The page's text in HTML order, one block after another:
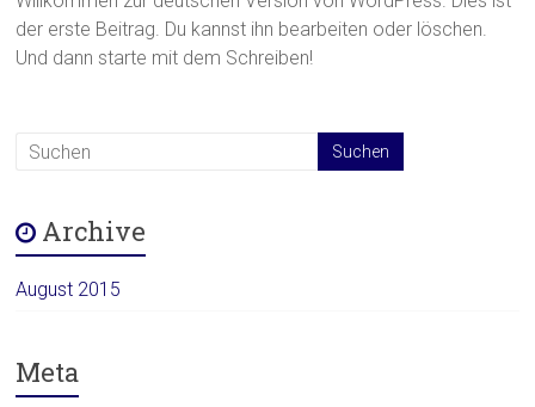
der erste Beitrag. Du kannst ihn bearbeiten oder löschen.
Und dann starte mit dem Schreiben!
Archive
August 2015
Meta